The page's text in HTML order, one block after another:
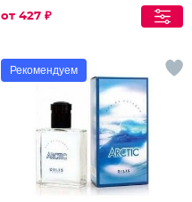
от 427 ₽
Рекомендуем